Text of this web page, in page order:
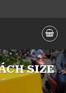
SIZE